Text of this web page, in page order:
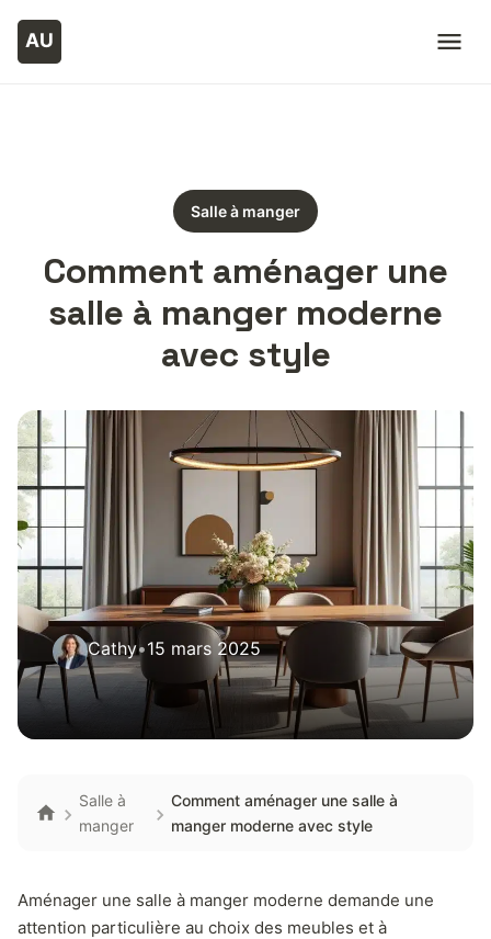
Salle à manger
Comment aménager une
salle à manger moderne
avec style
Cathy•15 mars 2025
Salle à
manger
Comment aménager une salle à
manger moderne avec style
Aménager une salle à manger moderne demande une
attention particulière au choix des meubles et à